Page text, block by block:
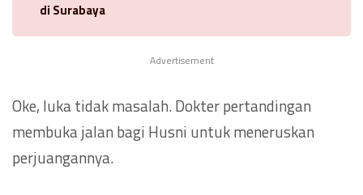
di Surabaya
Advertisement
Oke, luka tidak masalah. Dokter pertandingan
membuka jalan bagi Husni untuk meneruskan
perjuangannya.